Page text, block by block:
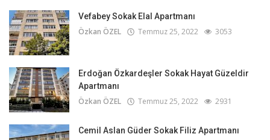
Vefabey Sokak Elal Apartmanı
Özkan ÖZEL Temmuz 25, 2022 3053
Erdoğan Özkardeşler Sokak Hayat Güzeldir
Apartmanı
Özkan ÖZEL Temmuz 25, 2022 2931
Cemil Aslan Güder Sokak Filiz Apartmanı